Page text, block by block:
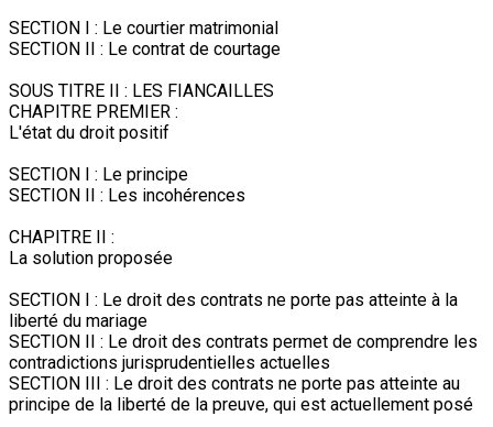
SECTION I : Le courtier matrimonial
SECTION II : Le contrat de courtage
SOUS TITRE II : LES FIANCAILLES
CHAPITRE PREMIER :
L'état du droit positif
SECTION I : Le principe
SECTION II : Les incohérences
CHAPITRE II :
La solution proposée
SECTION I : Le droit des contrats ne porte pas atteinte à la
liberté du mariage
SECTION II : Le droit des contrats permet de comprendre les
contradictions jurisprudentielles actuelles
SECTION III : Le droit des contrats ne porte pas atteinte au
principe de la liberté de la preuve, qui est actuellement posé